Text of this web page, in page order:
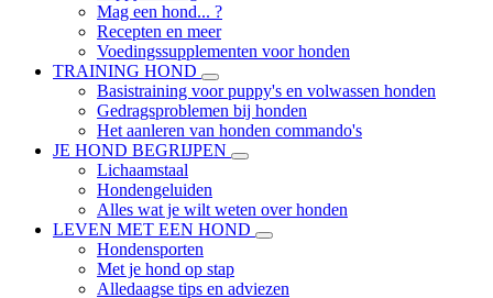
Mag een hond... ?
Recepten en meer
Voedingssupplementen voor honden
TRAINING HOND
Basistraining voor puppy's en volwassen honden
Gedragsproblemen bij honden
Het aanleren van honden commando's
JE HOND BEGRIJPEN
Lichaamstaal
Hondengeluiden
Alles wat je wilt weten over honden
LEVEN MET EEN HOND
Hondensporten
Met je hond op stap
Alledaagse tips en adviezen